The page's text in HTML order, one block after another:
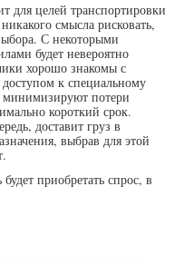
для целей транспортировки
смысла рисковать,
С некоторыми
будет невероятно
хорошо знакомы с
к специальному
потери
короткий срок.
доставит груз в
выбрав для этой
приобретать спрос, в